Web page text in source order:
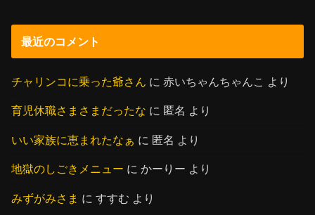
最近のコメント
チャリンコに乗った爺さん に赤いちゃんちゃんこ より
育児休職さまさまだったな に 匿名 より
いい家族に恵まれたなぁ に 匿名 より
地獄のしごきメニュー にかーりー より
みずがみさま にすすむ より